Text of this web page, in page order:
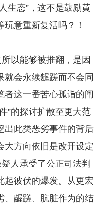
生态”，这不是鼓励黄
意重新复活吗？！
以能够被推翻，是因
就会永续龌蹉而不会同
者这一番苦心孤诣的阐
”的探讨扩散至更大范
出此类恶劣事件的背后
大方向依旧是改开设定
人承受了公正司法判
起彼伏的爆发。从更宏
、龌蹉、肮脏作为的结